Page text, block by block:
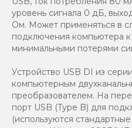
уровень сигнала 0 дБ,
Ом. Может применяться в
подключения компьютера
минимальными потерями
Устройство USB DI из
компьютерным
преобразователем. На
порт USB (Type B) для
(используются